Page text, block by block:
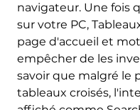
navigateur. Une fois
sur votre PC,
page d'accueil et
empêcher de les
savoir que malgré le
tableaux croisés,